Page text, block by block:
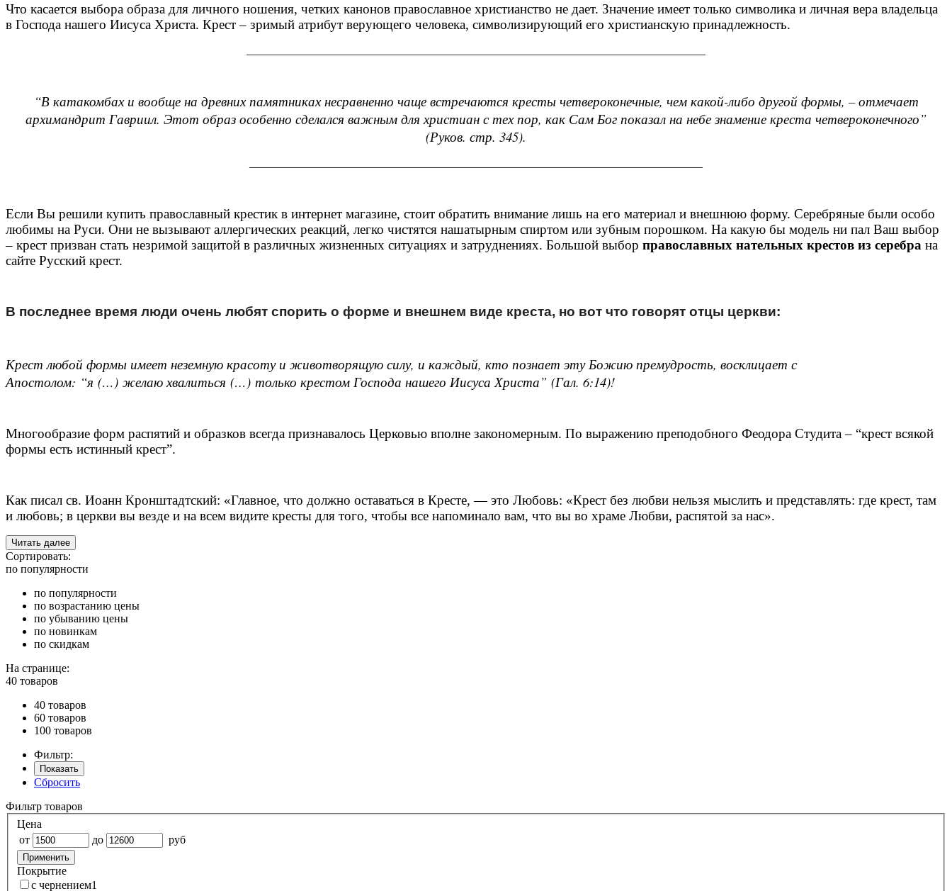
Что касается выбора образа для личного ношения, четких канонов православное христианство не дает. Значение имеет только символика и личная вера владельца
в Господа нашего Иисуса Христа. Крест – зримый атрибут верующего человека, символизирующий его христианскую принадлежность.
“В катакомбах и вообще на древних памятниках несравненно чаще встречаются кресты четвероконечные, чем какой-либо другой формы, – отмечает
архимандрит Гавриил. Этот образ особенно сделался важным для христиан с тех пор, как Сам Бог показал на небе знамение креста четвероконечного”
(Руков. стр. 345).
Если Вы решили купить православный крестик в интернет магазине, стоит обратить внимание лишь на его материал и внешнюю форму. Серебряные были особо
любимы на Руси. Они не вызывают аллергических реакций, легко чистятся нашатырным спиртом или зубным порошком. На какую бы модель ни пал Ваш выбор
– крест призван стать незримой защитой в различных жизненных ситуациях и затруднениях. Большой выбор православных нательных крестов из серебра на
сайте Русский крест.
В последнее время люди очень любят спорить о форме и внешнем виде креста, но вот что говорят отцы церкви:
Крест любой формы имеет неземную красоту и животворящую силу, и каждый, кто познает эту Божию премудрость, восклицает с
Апостолом: “я (…) желаю хвалиться (…) только крестом Господа нашего Иисуса Христа” (Гал. 6:14)!
Многообразие форм распятий и образков всегда признавалось Церковью вполне закономерным. По выражению преподобного Феодора Студита – “крест всякой
формы есть истинный крест”.
Как писал св. Иоанн Кронштадтский: «Главное, что должно оставаться в Кресте, — это Любовь: «Крест без любви нельзя мыслить и представлять: где крест, там
и любовь; в церкви вы везде и на всем видите кресты для того, чтобы все напоминало вам, что вы во храме Любви, распятой за нас».
Читать далее
Сортировать:
по популярности
по популярности
по возрастанию цены
по убыванию цены
по новинкам
по скидкам
На странице:
40 товаров
40 товаров
60 товаров
100 товаров
Фильтр:
Показать
Сбросить
Фильтр товаров
Цена
от
до руб
Применить
Покрытие
с чернением1